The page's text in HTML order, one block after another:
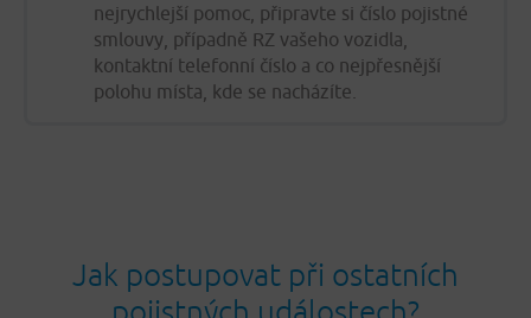
nejrychlejší pomoc, připravte si číslo pojistné
smlouvy, případně RZ vašeho vozidla,
kontaktní telefonní číslo a co nejpřesnější
polohu místa, kde se nacházíte.
Jak postupovat při ostatních